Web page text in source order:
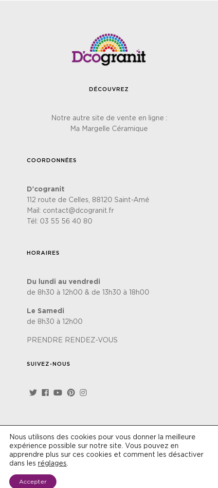
DÉCOUVREZ
Notre autre site de vente en ligne :
Ma Margelle Céramique
COORDONNÉES
D'cogranit
112 route de Celles, 88120 Saint-Amé
Mail: contact@dcogranit.fr
Tél: 03 55 56 40 80
HORAIRES
Du lundi au vendredi
de 8h30 à 12h00 & de 13h30 à 18h00
Le Samedi
de 8h30 à 12h00
PRENDRE RENDEZ-VOUS
SUIVEZ-NOUS
Site réalisé par Lézards'Création
confidentialité-Conditions générales de vente
Nous utilisons des cookies pour vous donner la meilleure
expérience possible sur notre site. Vous pouvez en
apprendre plus sur ces cookies et comment les désactiver
dans les réglages.
Accepter